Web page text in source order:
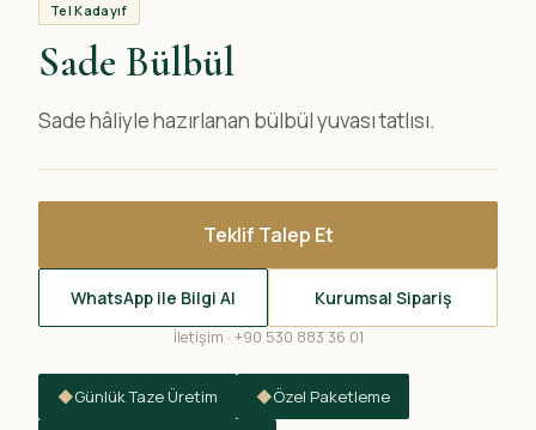
Tel Kadayıf
Sade Bülbül
Sade hâliyle hazırlanan bülbül yuvası tatlısı.
Teklif Talep Et
WhatsApp ile Bilgi Al Kurumsal Sipariş
İletişim · +90 530 883 36 01
◆Günlük Taze Üretim ◆Özel Paketleme